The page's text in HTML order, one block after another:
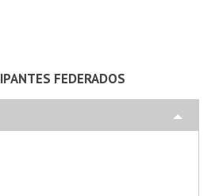
FEDERADOS